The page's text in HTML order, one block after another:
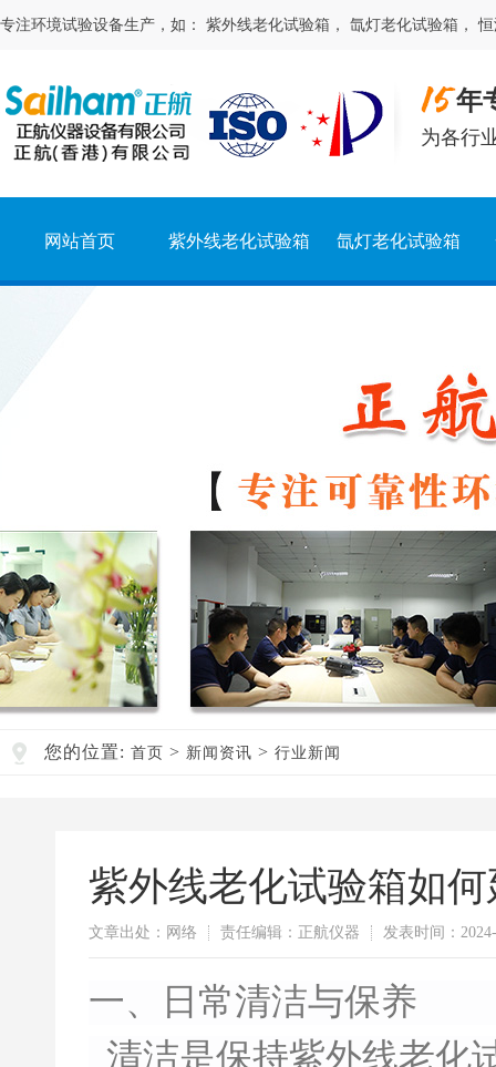
专注环境试验设备生产，如： 紫外线老化试验箱 ， 氙灯老化试验箱 ，
年
为各行
网站首页 紫外线老化试验箱 氙灯老化试验箱
您的位置: 首页 > 新闻资讯 > 行业新闻
紫外线老化试验箱如
文章出处：网络 责任编辑：正航仪器 发表时间：
一、日常清洁与保养
清洁是保持紫外线老化